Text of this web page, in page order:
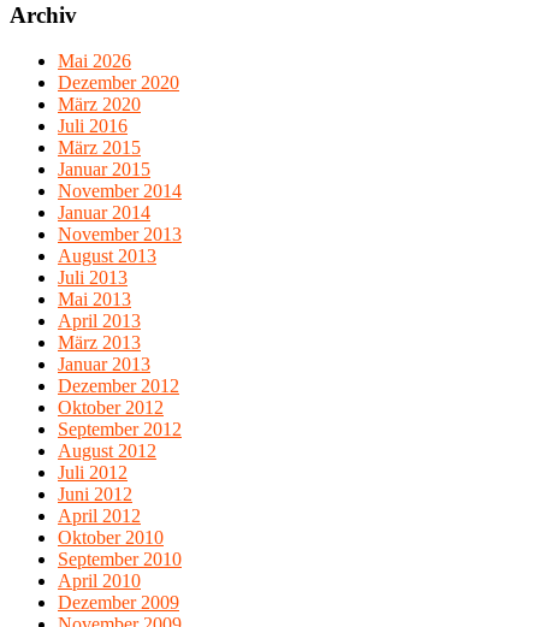
Archiv
Mai 2026
Dezember 2020
März 2020
Juli 2016
März 2015
Januar 2015
November 2014
Januar 2014
November 2013
August 2013
Juli 2013
Mai 2013
April 2013
März 2013
Januar 2013
Dezember 2012
Oktober 2012
September 2012
August 2012
Juli 2012
Juni 2012
April 2012
Oktober 2010
September 2010
April 2010
Dezember 2009